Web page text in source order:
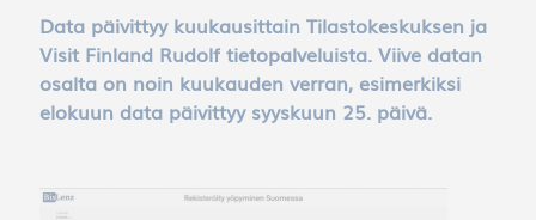
Data päivittyy kuukausittain Tilastokeskuksen ja
Visit Finland Rudolf tietopalveluista. Viive datan
osalta on noin kuukauden verran, esimerkiksi
elokuun data päivittyy syyskuun 25. päivä.